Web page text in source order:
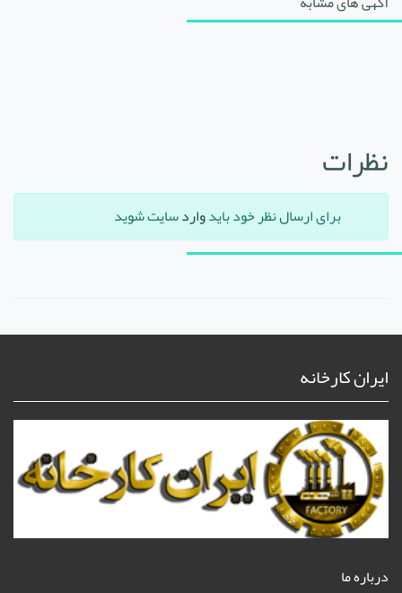
نظرات
برای ارسال نظر خود بایدواردسایت شوید
ایران کارخانه
درباره ما